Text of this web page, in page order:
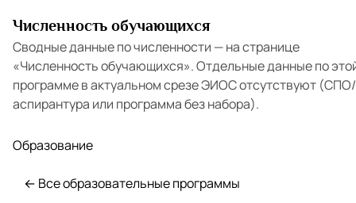
Численность обучающихся
Сводные данные по численности — на странице
«Численность обучающихся». Отдельные данные по
программе в актуальном срезе ЭИОС отсутствуют (СПО/
аспирантура или программа без набора).
Образование
← Все образовательные программы